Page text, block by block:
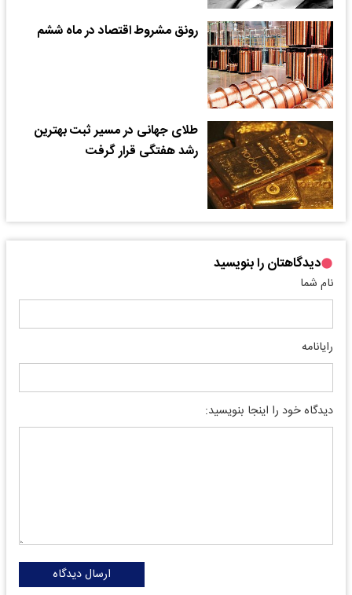
رونق مشروط اقتصاد در ماه ششم
طلای جهانی در مسیر ثبت بهترین
رشد هفتگی قرار گرفت
دیدگاهتان را بنویسید
نام شما
رایانامه
دیدگاه خود را اینجا بنویسید:
ارسال دیدگاه